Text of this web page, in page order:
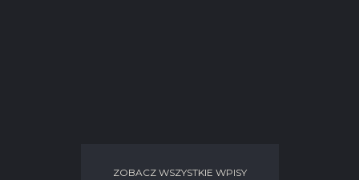
ZOBACZ WSZYSTKIE WPISY